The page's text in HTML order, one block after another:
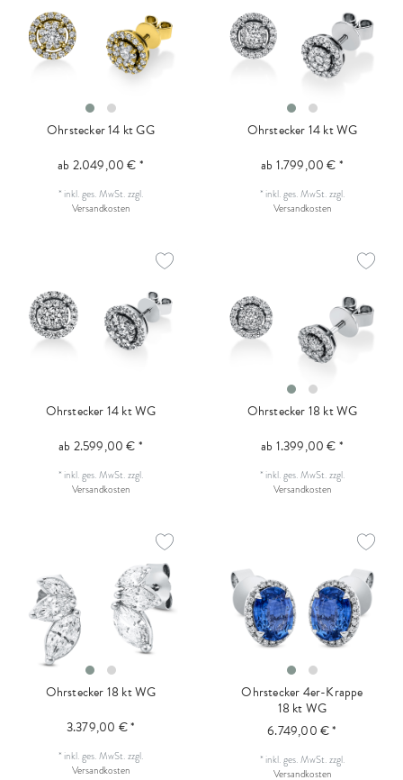
Ohrstecker 14 kt GG
ab 2.049,00 € *
* inkl. ges. MwSt.zzgl.
Versandkosten
Ohrstecker 14 kt WG
ab 1.799,00 € *
* inkl. ges. MwSt.zzgl.
Versandkosten
Ohrstecker 14 kt WG
ab 2.599,00 € *
* inkl. ges. MwSt.zzgl.
Versandkosten
Ohrstecker 18 kt WG
ab 1.399,00 € *
* inkl. ges. MwSt.zzgl.
Versandkosten
Ohrstecker 18 kt WG
3.379,00 € *
* inkl. ges. MwSt.zzgl.
Versandkosten
Ohrstecker 4er-Krappe
18 kt WG
6.749,00 € *
* inkl. ges. MwSt.zzgl.
Versandkosten